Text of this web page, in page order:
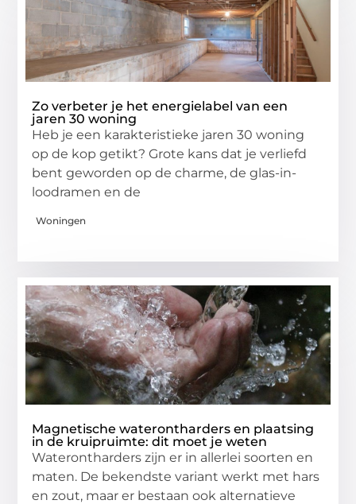
Zo verbeter je het energielabel van een
jaren 30 woning
Heb je een karakteristieke jaren 30 woning
op de kop getikt? Grote kans dat je verliefd
bent geworden op de charme, de glas-in-
loodramen en de
Woningen
Magnetische waterontharders en plaatsing
in de kruipruimte: dit moet je weten
Waterontharders zijn er in allerlei soorten en
maten. De bekendste variant werkt met hars
en zout, maar er bestaan ook alternatieve